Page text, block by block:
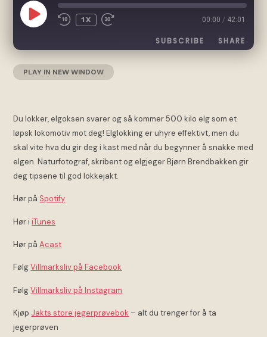
PLAY
EPISODE
1X 00:00 / 42:01
SUBSCRIBE SHARE
Acast
RSS FEED
SHARE
EMBED
PLAY IN NEW WINDOW
Du lokker, elgoksen svarer og så kommer 500 kilo elg som et
løpsk lokomotiv mot deg! Elglokking er uhyre effektivt, men du
skal vite hva du gir deg i kast med når du begynner å snakke med
elgen. Naturfotograf, skribent og elgjeger Bjørn Brendbakken gir
deg tipsene til god lokkejakt.
Hør på Spotify
Hør iiTunes
Hør påAcast
FølgVillmarksliv på Facebook
FølgVillmarksliv på Instagram
Kjøp Jakts store jegerprøvebok – alt du trenger for å ta
jegerprøven